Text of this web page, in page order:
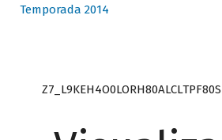
Temporada 2014